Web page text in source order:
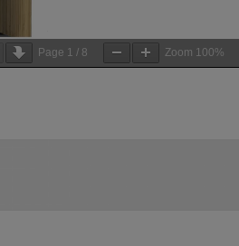
Page 1 / 8 Zoom 100%